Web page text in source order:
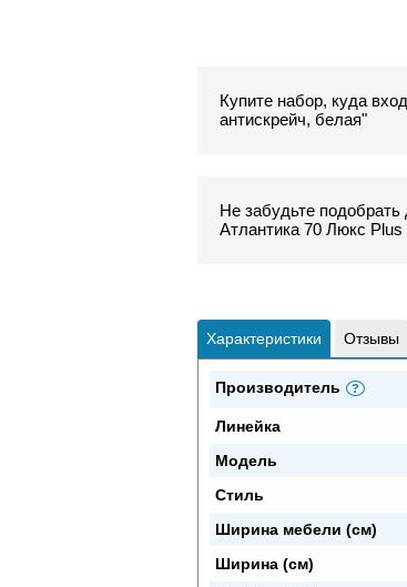
Купите набор, куда
антискрейч, белая"
Не забудьте
Атлантика 70 Люкс Plus
Характеристики Отзывы
Производитель ?
Линейка
Модель
Стиль
Ширина мебели (см)
Ширина (см)